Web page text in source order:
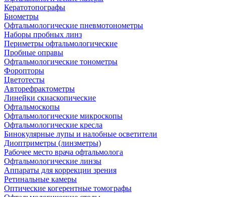
Кератотопографы
Биометры
Офтальмологические пневмотонометры
Наборы пробных линз
Периметры офтальмологические
Пробные оправы
Офтальмологические тонометры
Форопторы
Цветотесты
Авторефрактометры
Линейки скиаскопические
Офтальмоскопы
Офтальмологические микроскопы
Офтальмологические кресла
Бинокулярные лупы и налобные осветители
Диоптриметры (линзметры)
Рабочее место врача офтальмолога
Офтальмологические линзы
Аппараты для коррекции зрения
Ретинальные камеры
Оптические когерентные томографы